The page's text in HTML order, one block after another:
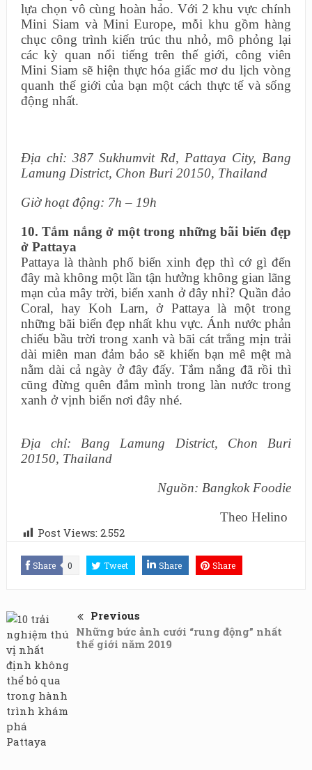
lựa chọn vô cùng hoàn hảo. Với 2 khu vực chính
Mini Siam và Mini Europe, mỗi khu gồm hàng
chục công trình kiến trúc thu nhỏ, mô phỏng lại
các kỳ quan nổi tiếng trên thế giới, công viên
Mini Siam sẽ hiện thực hóa giấc mơ du lịch vòng
quanh thế giới của bạn một cách thực tế và sống
động nhất.
Địa chỉ: 387 Sukhumvit Rd, Pattaya City, Bang
Lamung District, Chon Buri 20150, Thailand
Giờ hoạt động: 7h – 19h
10. Tắm nắng ở một trong những bãi biển đẹp
ở Pattaya
Pattaya là thành phố biển xinh đẹp thì cớ gì đến
đây mà không một lần tận hưởng không gian lãng
mạn của mây trời, biển xanh ở đây nhỉ? Quần đảo
Coral, hay Koh Larn, ở Pattaya là một trong
những bãi biển đẹp nhất khu vực. Ánh nước phản
chiếu bầu trời trong xanh và bãi cát trắng mịn trải
dài miên man đảm bảo sẽ khiến bạn mê mệt mà
nằm dài cả ngày ở đây đấy. Tắm nắng đã rồi thì
cũng đừng quên đắm mình trong làn nước trong
xanh ở vịnh biển nơi đây nhé.
Địa chỉ: Bang Lamung District, Chon Buri
20150, Thailand
Nguồn: Bangkok Foodie
TheoHelino
Post Views: 2.552
Share 0 Tweet Share Share
Previous
Những bức ảnh cưới “rung động” nhất
thế giới năm 2019